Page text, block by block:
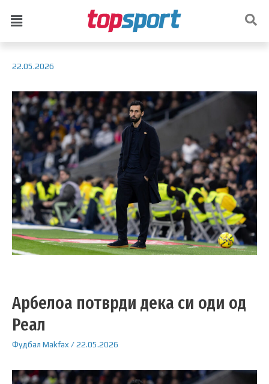
22.05.2026
Арбелоа потврди дека си оди од
Реал
Фудбал Makfax /22.05.2026